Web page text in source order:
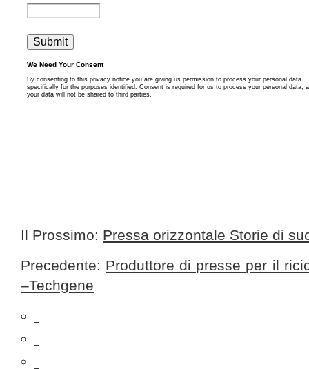
Il Prossimo: Pressa orizzontale Storie di
Precedente: Produttore di presse per il
–Techgene